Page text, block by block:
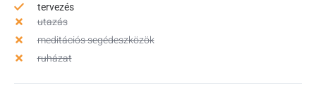
tervezés
utazás
meditációs segédeszközök
ruházat